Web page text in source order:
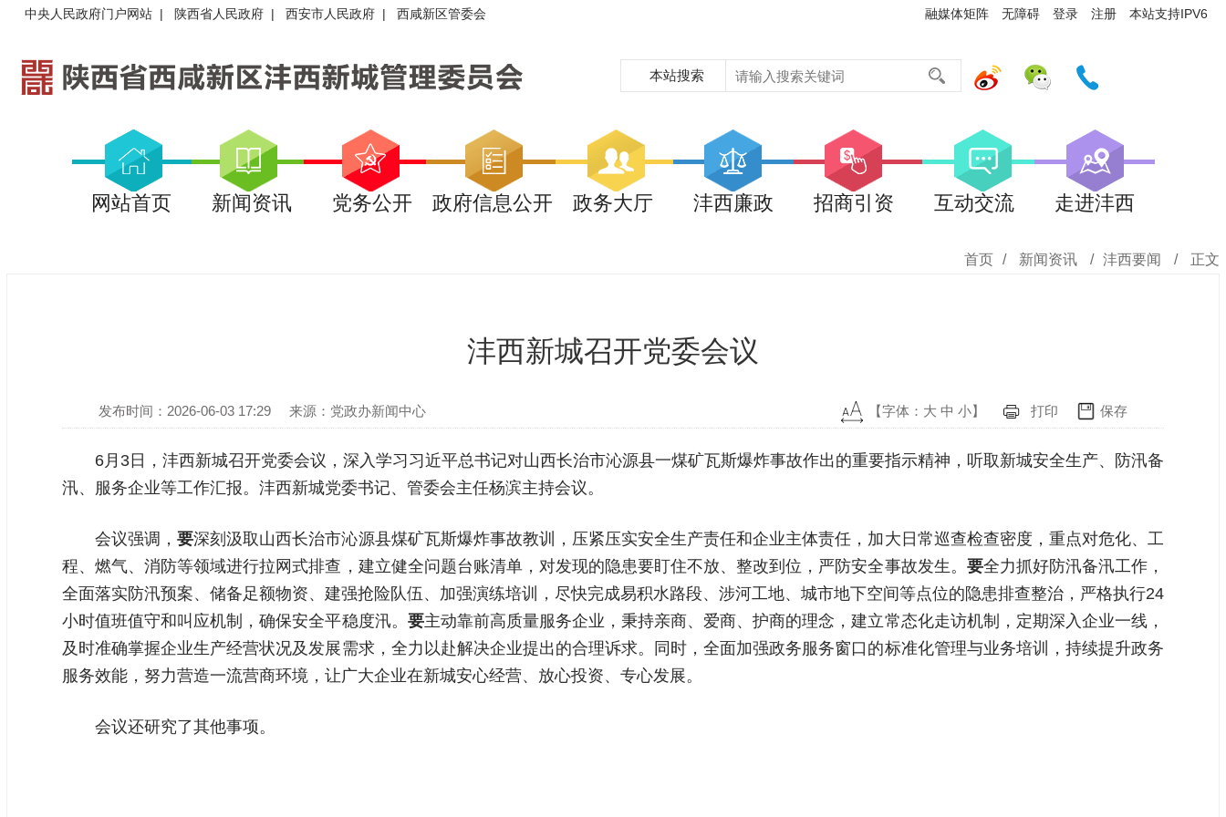
融媒体矩阵 无障碍 登录 注册 本站支持IPV6
中央人民政府门户网站 | 陕西省人民政府 | 西安市人民政府 | 西咸新区管委会
本站搜索
网站首页 新闻资讯 党务公开 政府信息公开 政务大厅 沣西廉政 招商引资 互动交流 走进沣西
首页 / 新闻资讯 / 沣西要闻 / 正文
沣西新城召开党委会议
发布时间：2026-06-03 17:29 来源：党政办新闻中心 【字体： 大 中 小】 打印 保存
6月3日，沣西新城召开党委会议，深入学习习近平总书记对山西长治市沁源县一煤矿瓦斯爆炸事故作出的重要指示精神，听取新城安全生产、防汛备
汛、服务企业等工作汇报。沣西新城党委书记、管委会主任杨滨主持会议。
会议强调，要深刻汲取山西长治市沁源县煤矿瓦斯爆炸事故教训，压紧压实安全生产责任和企业主体责任，加大日常巡查检查密度，重点对危化、工
程、燃气、消防等领域进行拉网式排查，建立健全问题台账清单，对发现的隐患要盯住不放、整改到位，严防安全事故发生。 要全力抓好防汛备汛工作，
全面落实防汛预案、储备足额物资、建强抢险队伍、加强演练培训，尽快完成易积水路段、涉河工地、城市地下空间等点位的隐患排查整治，严格执行24
小时值班值守和叫应机制，确保安全平稳度汛。 要主动靠前高质量服务企业，秉持亲商、爱商、护商的理念，建立常态化走访机制，定期深入企业一线，
及时准确掌握企业生产经营状况及发展需求，全力以赴解决企业提出的合理诉求。同时，全面加强政务服务窗口的标准化管理与业务培训，持续提升政务
服务效能，努力营造一流营商环境，让广大企业在新城安心经营、放心投资、专心发展。
会议还研究了其他事项。